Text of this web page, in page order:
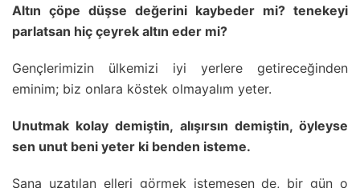
Altın çöpe düşse değerini kaybeder mi? tenekeyi
parlatsan hiç çeyrek altın eder mi?
Gençlerimizin ülkemizi iyi yerlere getireceğinden
eminim; biz onlara köstek olmayalım yeter.
Unutmak kolay demiştin, alışırsın demiştin, öyleyse
sen unut beni yeter ki benden isteme.
Sana uzatılan elleri görmek istemesen de, bir gün o